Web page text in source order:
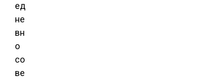
ед
не
вн
о
со
ве